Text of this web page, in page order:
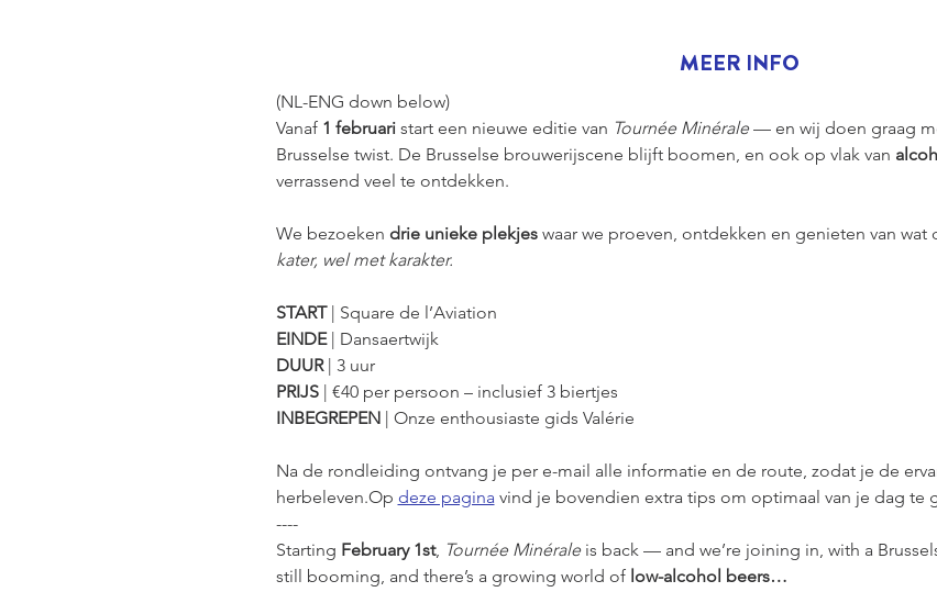
MEER INFO
(NL-ENG down below)
Vanaf 1 februari start een nieuwe editie van Tournée Minérale — en wij doen graag
Brusselse twist. De Brusselse brouwerijscene blijft boomen, en ook op vlak van
verrassend veel te ontdekken.
We bezoeken drie unieke plekjes waar we proeven, ontdekken en genieten van
kater, wel met karakter.
START | Square de l’Aviation
EINDE | Dansaertwijk
DUUR | 3 uur
PRIJS | €40 per persoon – inclusief 3 biertjes
INBEGREPEN | Onze enthousiaste gids Valérie
Na de rondleiding ontvang je per e-mail alle informatie en de route, zodat je de
herbeleven.Op deze pagina vind je bovendien extra tips om optimaal van je dag te
----
Starting February 1st, Tournée Minérale is back — and we’re joining in, with a
still booming, and there’s a growing world of low-alcohol beers…